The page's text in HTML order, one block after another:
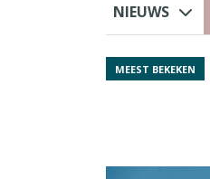
NIEUWS
MEEST BEKEKEN